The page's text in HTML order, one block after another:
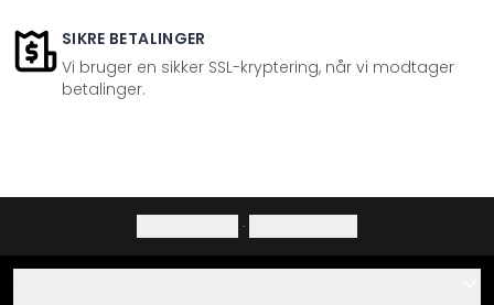
SIKRE BETALINGER
Vi bruger en sikker SSL-kryptering, når vi modtager
betalinger.
·